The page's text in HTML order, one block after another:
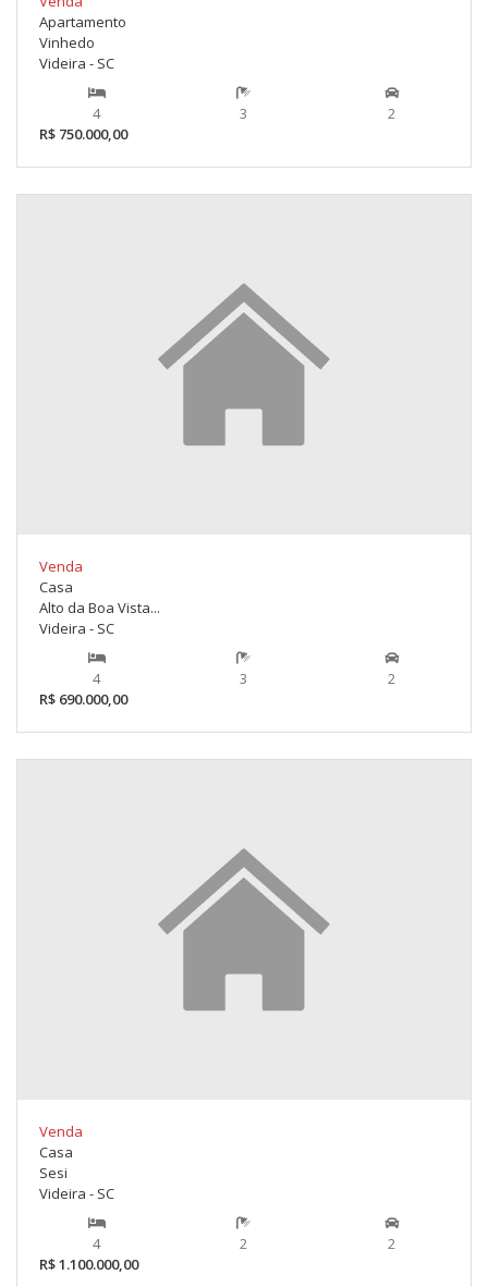
Apartamento
Vinhedo
Videira - SC
4 3
2
R$ 750.000,00
Venda
Casa
Alto da Boa Vista...
Videira - SC
4 3
2
R$ 690.000,00
Venda
Casa
Sesi
Videira - SC
4 2
2
R$ 1.100.000,00